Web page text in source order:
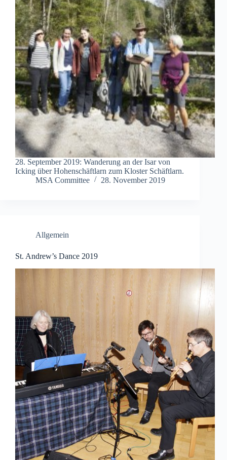
28. September 2019: Wanderung an der Isar von
Icking über Hohenschäftlarn zum Kloster Schäftlarn.
MSA Committee
28. November 2019
Allgemein
St. Andrew’s Dance 2019